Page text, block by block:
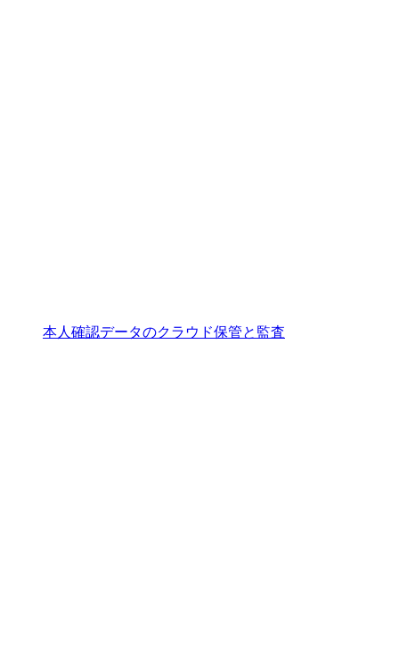
本人確認データのクラウド保管と監査